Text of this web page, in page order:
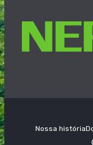
Nossa história